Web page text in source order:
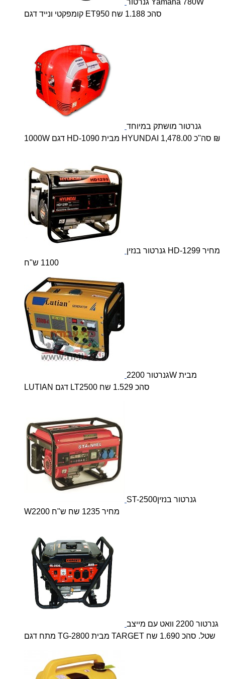
קומפקטי ונייד דגם ET950 סהכ 1.188 שח
גנרטור מושתק במיוחד
1000W דגם HD-1090 מבית HYUNDAI סה''כ 1,478.00 ₪
גנרטור בנזין HD-1299 מחיר
1100 ש"ח
גנרטור 2200W מבית
LUTIAN דגם LT2500 סהכ 1.529 שח
ST-2500גנרטור בנזין
W2200 מחיר 1235 שח ש"ח
גנרטור 2200 וואט עם מייצב
מתח דגם TG-2800 מבית TARGET שטל. סהכ 1.690 שח